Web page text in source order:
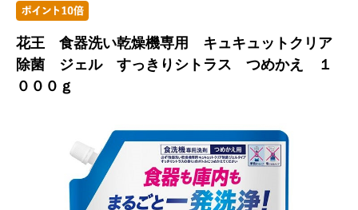
花王 食器洗い乾燥機専用 キュキュットクリア
除菌 ジェル すっきりシトラス つめかえ １
０００ｇ